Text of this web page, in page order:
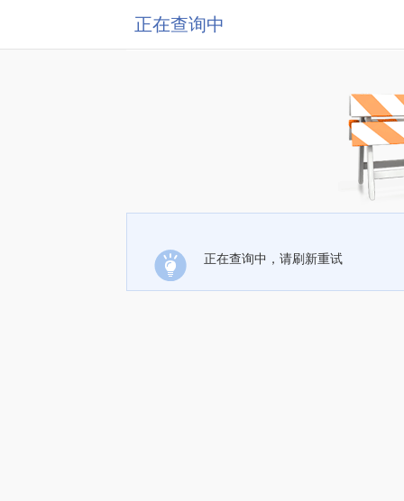
正在查询中
正在查询中，请刷新重试